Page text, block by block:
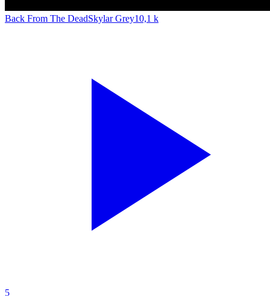
Back From The DeadSkylar Grey10,1 k
5